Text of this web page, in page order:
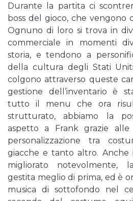
Durante la partita ci
boss del gioco, che vengono
Ognuno di loro si trova in
commerciale in momenti
storia, e tendono a
della cultura degli Stati
colgono attraverso queste
gestione dell’inventario è
tutto il menu che ora
strutturato, abbiamo la
aspetto a Frank grazie
personalizzazione tra
giacche e tanto altro. Anche
migliorato notevolmente,
gestita meglio di prima, ed è
musica di sottofondo nel